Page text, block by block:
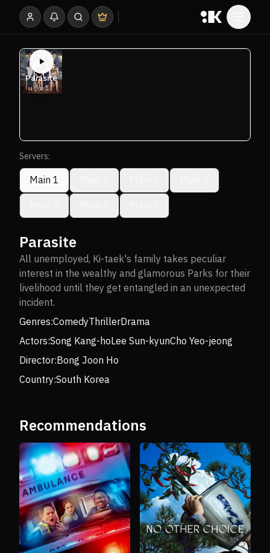
Servers:
Main 1
Parasite
All unemployed, Ki-taek's family takes peculiar
interest in the wealthy and glamorous Parks for their
livelihood until they get entangled in an unexpected
incident.
Genres:ComedyThrillerDrama
Actors:Song Kang-hoLee Sun-kyunCho Yeo-jeong
Director:Bong Joon Ho
Country:South Korea
Recommendations